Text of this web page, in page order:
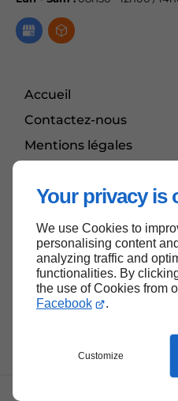
Your privacy is
We use Cookies to
personalising content
analyzing traffic and
functionalities. By
the use of Cookies from
Facebook
.
Customize
Accueil
Contactez-nous
Mentions légales
Haut